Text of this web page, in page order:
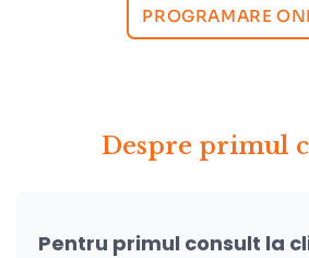
PROGRAMARE
Despre primul
Pentru primul consult la